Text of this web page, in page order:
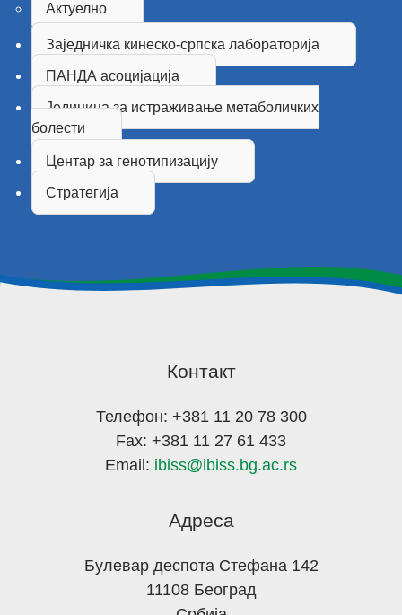
Актуелно
Заједничка кинеско-српска лабораторија
ПАНДА асоцијација
Јединица за истраживање метаболичких
болести
Центар за генотипизацију
Стратегија
Контакт
Телефон: +381 11 20 78 300
Fax: +381 11 27 61 433
Email: ibiss@ibiss.bg.ac.rs
Адреса
Булевар деспота Стефана 142
11108 Београд